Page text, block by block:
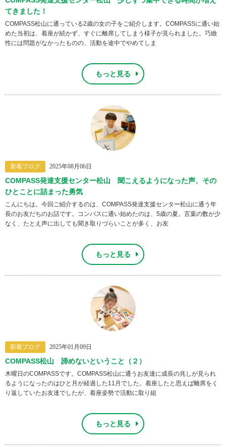
てきました！
COMPASS松山に通っている2歳の女の子をご紹介します。COMPASSに通い始
めた当初は、着座が続かず、すぐに離席してしまう様子が見られました。巧緻
性には問題がなかったものの、活動を途中でやめてしま
もっと見る
新着ブログ 2025年08月06日
COMPASS発達支援センター松山 聞こえるようになった声、その
ひとことに詰まった勇気
こんにちは。今回ご紹介するのは、COMPASS発達支援センター松山に通う年
長のお友だちのお話です。コンパスに通い始めたのは、5歳の夏。言葉の数が少
なく、たとえ声に出しても聞き取りづらいことが多く、お友
もっと見る
新着ブログ 2025年01月09日
COMPASS松山 諦めないということ（２）
木曜日のCOMPASSです。COMPASS松山に通うお友達に成長の兆しが見られ
るようになったのはひと月が経過した11月でした。着座したと思えば離席をく
り返していたお友達でしたが、着座姿勢で活動に取り組
もっと見る